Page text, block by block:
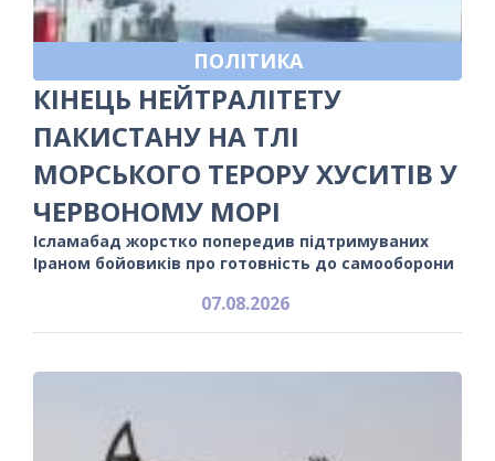
ПОЛІТИКА
КІНЕЦЬ НЕЙТРАЛІТЕТУ
ПАКИСТАНУ НА ТЛІ
МОРСЬКОГО ТЕРОРУ ХУСИТІВ У
ЧЕРВОНОМУ МОРІ
Ісламабад жорстко попередив підтримуваних
Іраном бойовиків про готовність до самооборони
07.08.2026